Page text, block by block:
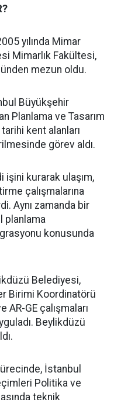
yılında Mimar
Mimarlık Fakültesi,
mezun oldu.
Büyükşehir
Planlama ve Tasarım
kent alanları
görev aldı.
işini kurarak ulaşım,
çalışmalarına
Aynı zamanda bir
planlama
konusunda
Belediyesi,
Birimi Koordinatörü
AR-GE çalışmaları
Beylikdüzü
İstanbul
Politika ve
teknik